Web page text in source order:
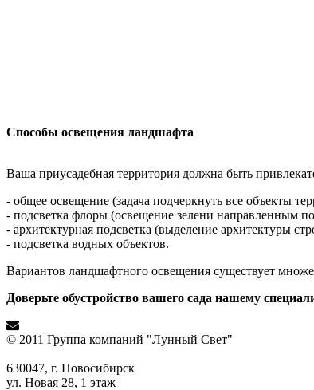
Способы освещения ландшафта
Ваша приусадебная территория должна быть
- общее освещение (задача подчеркнуть все объекты
- подсветка флоры (освещение зелени направленным
- архитектурная подсветка (выделение архитектуры
- подсветка водных объектов.
Вариантов ландшафтного освещения существует
Доверьте обустройство вашего сада нашему
© 2011 Группа компаний "Лунный Свет"
630047, г. Новосибирск
ул. Новая 28, 1 этаж